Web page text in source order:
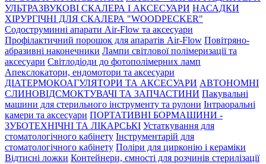
УЛЬТРАЗВУКОВІ СКАЛЕРА І АКСЕСУАРИ НАСАДКИ
ХІРУРГІЧНІ ДЛЯ СКАЛЕРА "WOODPECKER"
Содоструминні апарати Air-Flow та аксесуари
Профілактичний порошок для апаратів Air-Flow Повітряно-
абразивні наконечники Лампи світлової полімеризації та
аксесуари Світлодіоди до фотополімерних ламп
Апекслокатори, ендомотори та аксесуари
ДІАТЕРМОКОАГУЛЯТОРИ ТА АКСЕСУАРИ АВТОНОМНІ
СЛИНОВІДСМОКТУВАЧІ ТА ЗАПЧАСТИНИ Пакувальні
машини для стерильного інструменту та рулони Інтраоральні
камери та аксесуари ПОРТАТИВНІ БОРМАШИНИ -
ЗУБОТЕХНІЧНІ ТА ЛІКАРСЬКІ Устаткування для
стоматологічного кабінету Інструментарій для
стоматологічного кабінету Поліри для цирконію і кераміки
Відтисні ложки Контейнери, ємності для розчинів стерилізації